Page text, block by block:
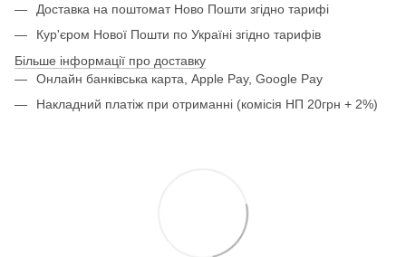
Доставка на поштомат Ново Пошти згідно тарифі
Кур'єром Нової Пошти по Україні згідно тарифів
Більше інформації про доставку
Онлайн банківська карта, Apple Pay, Google Pay
Накладний платіж при отриманні (комісія НП 20грн + 2%)